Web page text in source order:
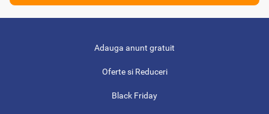
Adauga anunt gratuit
Oferte si Reduceri
Black Friday